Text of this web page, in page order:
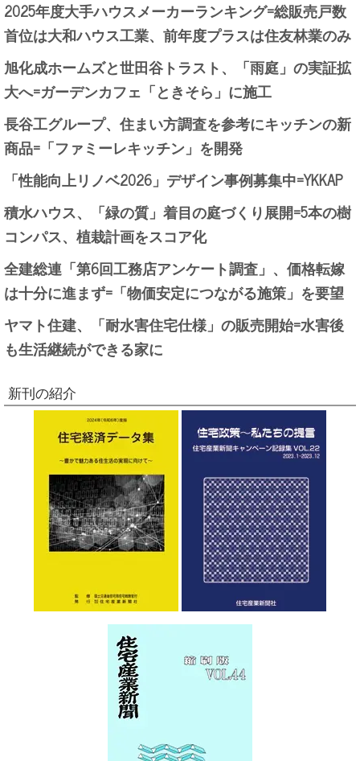
2025年度大手ハウスメーカーランキング=総販売戸数
首位は大和ハウス工業、前年度プラスは住友林業のみ
旭化成ホームズと世田谷トラスト、「雨庭」の実証拡
大へ=ガーデンカフェ「ときそら」に施工
長谷工グループ、住まい方調査を参考にキッチンの新
商品=「ファミーレキッチン」を開発
「性能向上リノベ2026」デザイン事例募集中=YKKAP
積水ハウス、「緑の質」着目の庭づくり展開=5本の樹
コンパス、植栽計画をスコア化
全建総連「第6回工務店アンケート調査」、価格転嫁
は十分に進まず=「物価安定につながる施策」を要望
ヤマト住建、「耐水害住宅仕様」の販売開始=水害後
も生活継続ができる家に
新刊の紹介